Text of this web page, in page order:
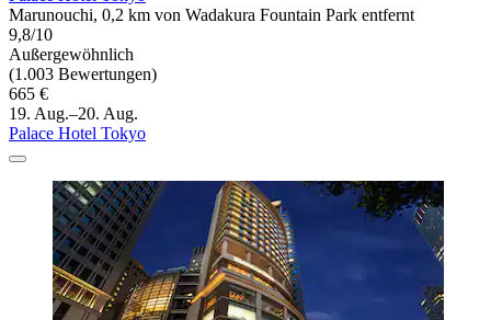
Marunouchi, 0,2 km von Wadakura Fountain Park entfernt
9,8/10
Außergewöhnlich
(1.003 Bewertungen)
665 €
19. Aug.–20. Aug.
Palace Hotel Tokyo